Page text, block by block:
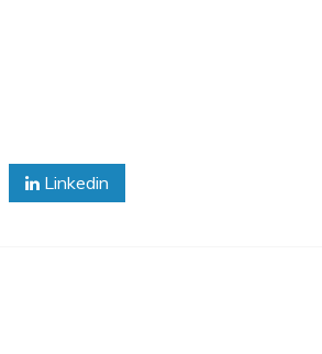
Linkedin